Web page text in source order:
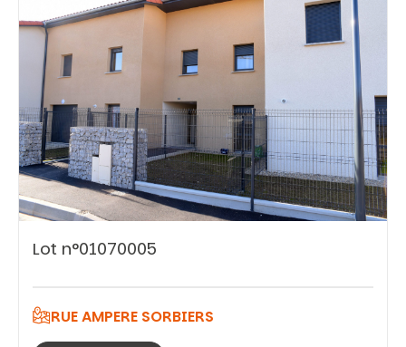
Vous recherchez&nbsp;:
Rechercher
Lot n°01070005
RUE AMPERE SORBIERS